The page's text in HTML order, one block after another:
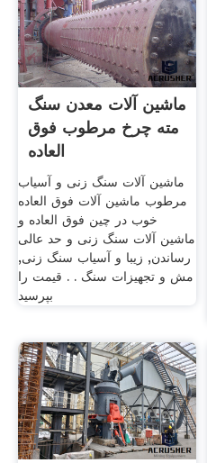
ماشین آلات معدن سنگ
مته چرخ مرطوب فوق
العاده
ماشین آلات سنگ زنی و آسیاب
مرطوب ماشین آلات فوق العاده
خوب در چین فوق العاده و
ماشین آلات سنگ زنی و حد عالی
رساندن, زیبا و آسیاب سنگ زنی,
مش و تجهیزات سنگ . . قیمت را
بپرسید